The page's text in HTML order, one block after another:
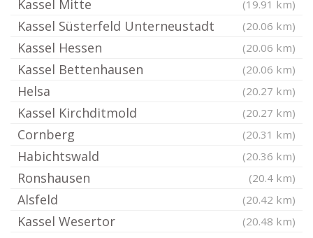
Kassel Mitte (19.91 km)
Kassel Süsterfeld Unterneustadt (20.06 km)
Kassel Hessen (20.06 km)
Kassel Bettenhausen (20.06 km)
Helsa (20.27 km)
Kassel Kirchditmold (20.27 km)
Cornberg (20.31 km)
Habichtswald (20.36 km)
Ronshausen (20.4 km)
Alsfeld (20.42 km)
Kassel Wesertor (20.48 km)